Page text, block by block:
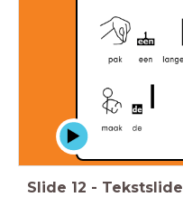
Slide 12 - Tekstslide